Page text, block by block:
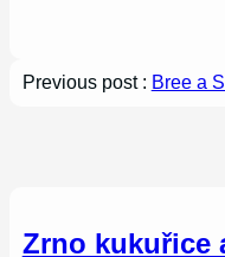
Previous post : Bree a
Zrno kukuřice